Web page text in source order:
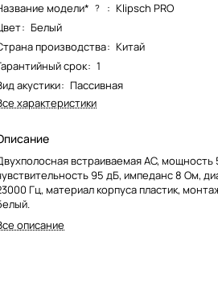
модели* ? : Klipsch PRO
: Белый
производства: Китай
срок: 1
акустики: Пассивная
характеристики
встраиваемая АС, мощность
95 дБ, импеданс 8 Ом,
Гц, материал корпуса пластик,
описание